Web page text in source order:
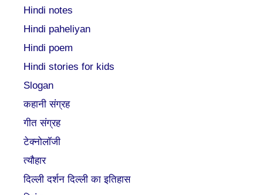
Hindi notes
Hindi paheliyan
Hindi poem
Hindi stories for kids
Slogan
कहानी संग्रह
गीत संग्रह
टेक्नोलॉजी
त्यौहार
दिल्ली दर्शन दिल्ली का इतिहास